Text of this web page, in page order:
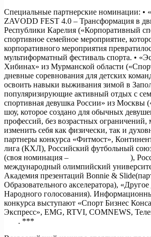
Специальные партнерские номинации: •
ZAVODD FEST 4.0 – Трансформация в
Республики Карелия («Корпоративный
спортивное семейное мероприятие,
корпоративного мероприятия
мультиформатный фестиваль спорта. •
Хибинах» из Мурманской области
дневные соревнования для детских
освоить навыки выживания зимой в
популяризирующие активный отдых с
спортивная девушка России» из Москвы
шоу, которое создано для обычных
профессий, без возрастных
изменить себя как физически, так и
партнеры конкурса «Фитмост»,
лига (КХЛ), Российский футбольный
(своя номинация –
),
международный олимпийский
Академия презентаций Bonnie &
Образовательного акселератора),
Народного голосования).
конкурса выступают «Спорт Бизнес
Экспресс», EMG, RTVI, COMNEWS,
. ***